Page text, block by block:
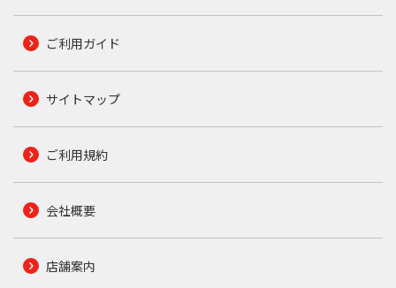
ご利用ガイド
サイトマップ
ご利用規約
会社概要
店舗案内